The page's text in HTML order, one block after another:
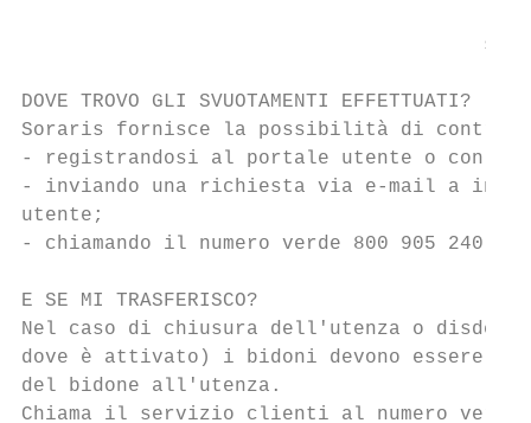
DOVE TROVO GLI SVUOTAMENTI EFFETTUATI?
Soraris fornisce la possibilità di
- registrandosi al portale utente o con la
- inviando una richiesta via e-mail a
utente;
- chiamando il numero verde 800 905 240.
E SE MI TRASFERISCO?
Nel caso di chiusura dell'utenza o
dove è attivato) i bidoni devono essere
del bidone all'utenza.
Chiama il servizio clienti al numero